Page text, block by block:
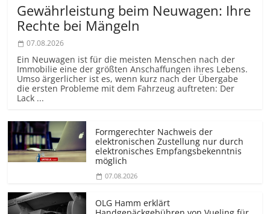
Gewährleistung beim Neuwagen: Ihre
Rechte bei Mängeln
07.08.2026
Ein Neuwagen ist für die meisten Menschen nach der
Immobilie eine der größten Anschaffungen ihres Lebens.
Umso ärgerlicher ist es, wenn kurz nach der Übergabe
die ersten Probleme mit dem Fahrzeug auftreten: Der
Lack ...
Formgerechter Nachweis der
elektronischen Zustellung nur durch
elektronisches Empfangsbekenntnis
möglich
07.08.2026
OLG Hamm erklärt